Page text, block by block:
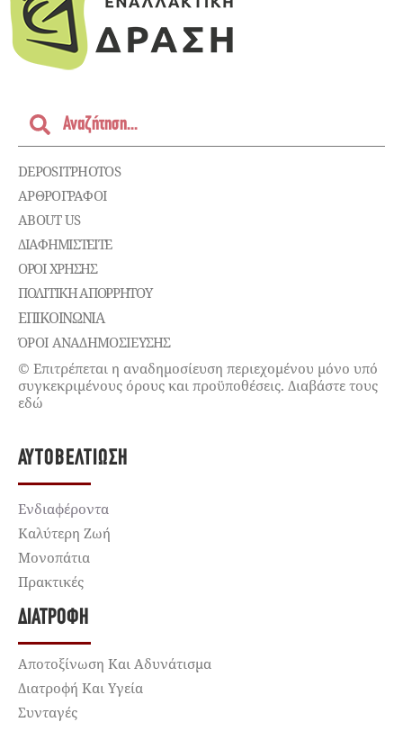
DEPOSITPHOTOS
ΑΡΘΡΟΓΡΑΦΟΙ
ABOUT US
ΔΙΑΦΗΜΙΣΤΕΊΤΕ
ΌΡΟΙ ΧΡΉΣΗΣ
ΠΟΛΙΤΙΚΉ ΑΠΟΡΡΉΤΟΥ
ΕΠΙΚΟΙΝΩΝΊΑ
ΌΡΟΙ ΑΝΑΔΗΜΟΣΙΕΥΣΗΣ
© Επιτρέπεται η αναδημοσίευση περιεχομένου μόνο υπό
συγκεκριμένους όρους και προϋποθέσεις. Διαβάστε τους
εδώ
ΑΥΤΟΒΕΛΤΊΩΣΗ
Ενδιαφέροντα
Καλύτερη Ζωή
Μονοπάτια
Πρακτικές
ΔΙΑΤΡΟΦΉ
Αποτοξίνωση Και Αδυνάτισμα
Διατροφή Και Υγεία
Συνταγές